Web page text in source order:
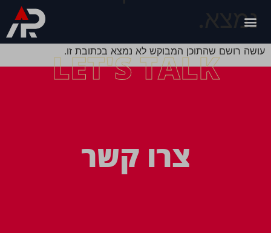
נמצא.
עושה רושם שהתוכן המבוקש לא נמצא בכתובת זו.
LET'S TALK
צרו קשר